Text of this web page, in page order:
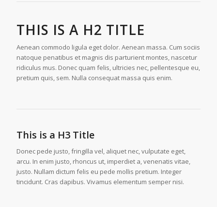
THIS IS A H2 TITLE
Aenean commodo ligula eget dolor. Aenean massa. Cum sociis
natoque penatibus et magnis dis parturient montes, nascetur
ridiculus mus. Donec quam felis, ultricies nec, pellentesque eu,
pretium quis, sem. Nulla consequat massa quis enim.
This is a H3 Title
Donec pede justo, fringilla vel, aliquet nec, vulputate eget,
arcu. In enim justo, rhoncus ut, imperdiet a, venenatis vitae,
justo. Nullam dictum felis eu pede mollis pretium. Integer
tincidunt. Cras dapibus. Vivamus elementum semper nisi.